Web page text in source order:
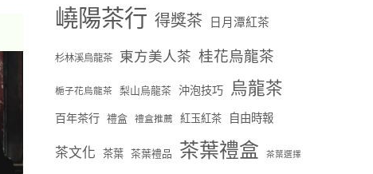
嶢陽茶行 得獎茶 日月潭紅茶
杉林溪烏龍茶 東方美人茶 桂花烏龍茶
梔子花烏龍茶 梨山烏龍茶 沖泡技巧 烏龍茶
百年茶行 禮盒 禮盒推薦 紅玉紅茶 自由時報
茶文化 茶葉 茶葉禮品 茶葉禮盒 茶葉選擇